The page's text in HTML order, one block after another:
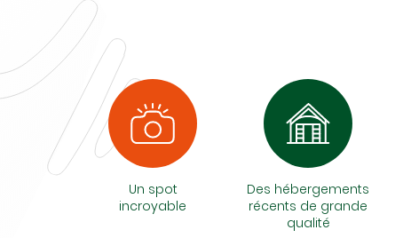
Un spot
incroyable
Des hébergements
récents de grande
qualité